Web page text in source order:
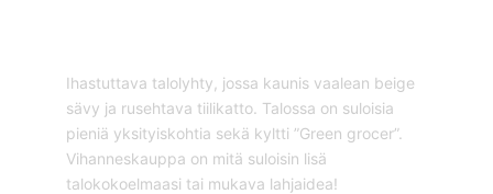
Ihastuttava talolyhty, jossa kaunis vaalean beige
sävy ja rusehtava tiilikatto. Talossa on suloisia
pieniä yksityiskohtia sekä kyltti ”Green grocer”.
Vihanneskauppa on mitä suloisin lisä
talokokoelmaasi tai mukava lahjaidea!